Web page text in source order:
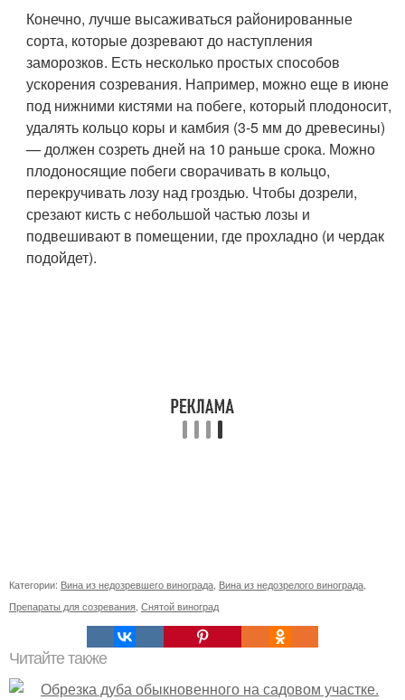
Конечно, лучше высаживаться районированные
сорта, которые дозревают до наступления
заморозков. Есть несколько простых способов
ускорения созревания. Например, можно еще в июне
под нижними кистями на побеге, который плодоносит,
удалять кольцо коры и камбия (3-5 мм до древесины)
— должен созреть дней на 10 раньше срока. Можно
плодоносящие побеги сворачивать в кольцо,
перекручивать лозу над гроздью. Чтобы дозрели,
срезают кисть с небольшой частью лозы и
подвешивают в помещении, где прохладно (и чердак
подойдет).
Категории: Вина из недозревшего винограда Вина из недозрелого винограда
Препараты для созревания Снятой виноград
Читайте также